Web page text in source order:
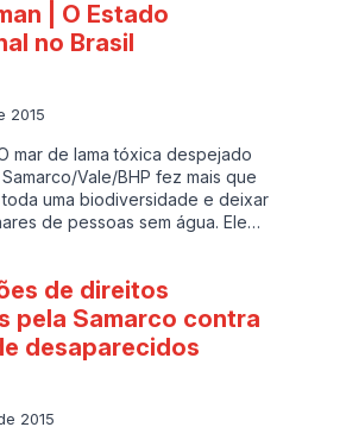
| O Estado
no Brasil
2015
mar de lama tóxica despejado
Vale/BHP fez mais que
uma biodiversidade e deixar
de pessoas sem água. Ele…
de direitos
pela Samarco contra
desaparecidos
2015